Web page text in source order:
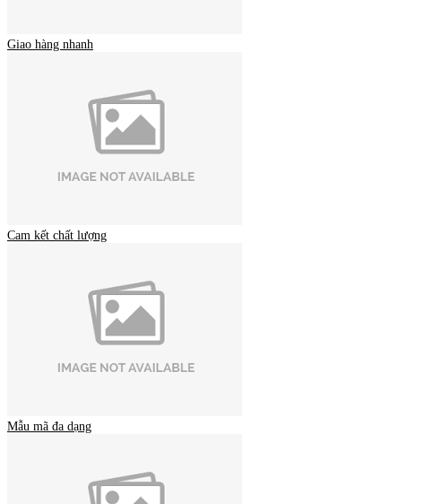
Giao hàng nhanh
Cam kết chất lượng
Mẫu mã đa dạng